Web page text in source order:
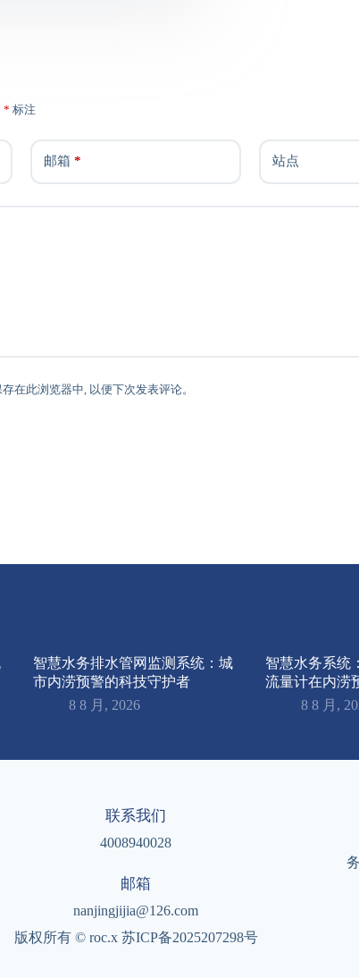
* 标注
邮箱 * 站点
在此浏览器中, 以便下次发表评论。
智慧水务排水管网监测系统：城
市内涝预警的科技守护者
8 8 月, 2026
智慧水务系统
流量计在内涝
8 8 月,
联系我们
4008940028
邮箱
nanjingjijia@126.com
版权所有 © roc.x 苏ICP备2025207298号